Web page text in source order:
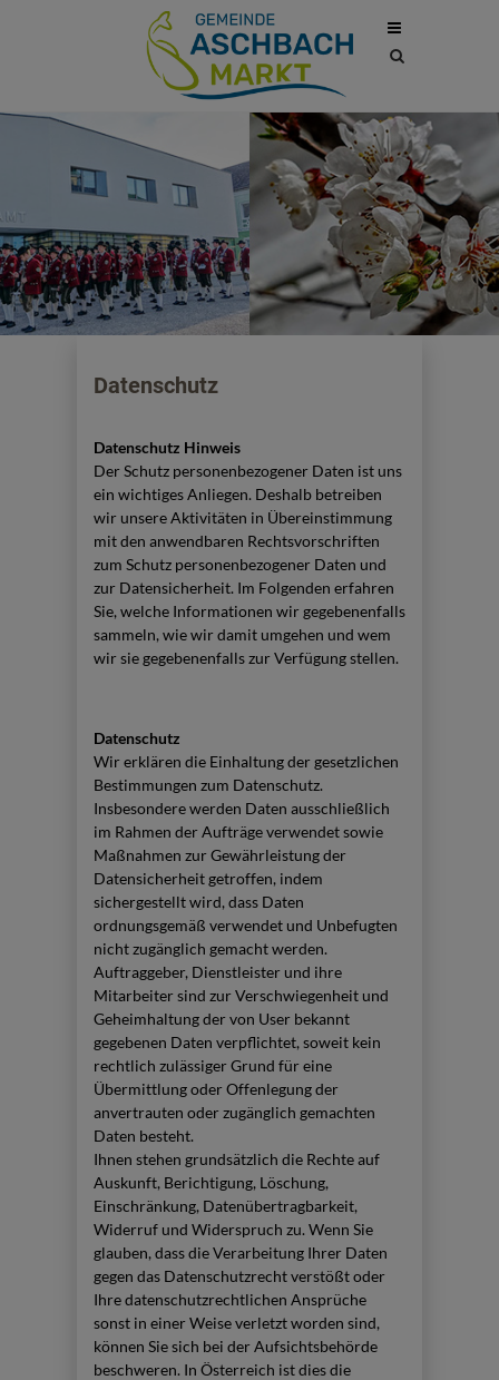
Site
Datenschutz
Datenschutz Hinweis
Der Schutz personenbezogener Daten ist uns
ein wichtiges Anliegen. Deshalb betreiben
wir unsere Aktivitäten in Übereinstimmung
mit den anwendbaren Rechtsvorschriften
zum Schutz personenbezogener Daten und
zur Datensicherheit. Im Folgenden erfahren
Sie, welche Informationen wir gegebenenfalls
sammeln, wie wir damit umgehen und wem
wir sie gegebenenfalls zur Verfügung stellen.
Datenschutz
Wir erklären die Einhaltung der gesetzlichen
Bestimmungen zum Datenschutz.
Insbesondere werden Daten ausschließlich
im Rahmen der Aufträge verwendet sowie
Maßnahmen zur Gewährleistung der
Datensicherheit getroffen, indem
sichergestellt wird, dass Daten
ordnungsgemäß verwendet und Unbefugten
nicht zugänglich gemacht werden.
Auftraggeber, Dienstleister und ihre
Mitarbeiter sind zur Verschwiegenheit und
Geheimhaltung der von User bekannt
gegebenen Daten verpflichtet, soweit kein
rechtlich zulässiger Grund für eine
Übermittlung oder Offenlegung der
anvertrauten oder zugänglich gemachten
Daten besteht.
Ihnen stehen grundsätzlich die Rechte auf
Auskunft, Berichtigung, Löschung,
Einschränkung, Datenübertragbarkeit,
Widerruf und Widerspruch zu. Wenn Sie
glauben, dass die Verarbeitung Ihrer Daten
gegen das Datenschutzrecht verstößt oder
Ihre datenschutzrechtlichen Ansprüche
sonst in einer Weise verletzt worden sind,
können Sie sich bei der Aufsichtsbehörde
beschweren. In Österreich ist dies die